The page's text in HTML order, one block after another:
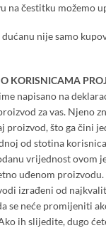
na čestitku možemo
nije samo
KORISNICAMA
napisano na
za vas. Njeno
proizvod, što ga čini
od stotina
vrijednost ovom
uđenom proizvodu.
izrađeni od
se neće promijeniti
ih slijedite, dugo